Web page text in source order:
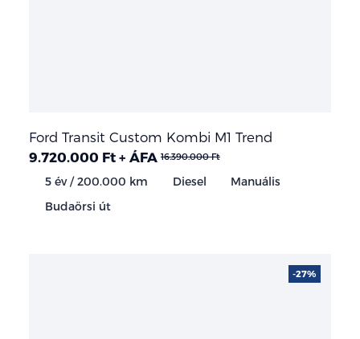
Ford Transit Custom Kombi M1 Trend
9.720.000 Ft + ÁFA 16.390.000 Ft
5 év / 200.000 km Diesel
Manuális
Budaörsi út
-27%